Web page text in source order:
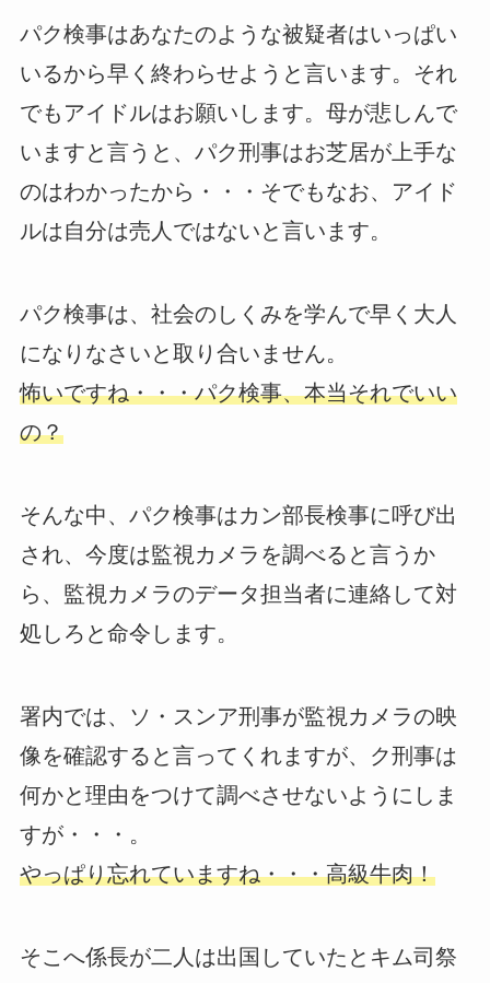
パク検事はあなたのような被疑者はいっぱい
いるから早く終わらせようと言います。それ
でもアイドルはお願いします。母が悲しんで
いますと言うと、パク刑事はお芝居が上手な
のはわかったから・・・そでもなお、アイド
ルは自分は売人ではないと言います。
パク検事は、社会のしくみを学んで早く大人
になりなさいと取り合いません。
怖いですね・・・パク検事、本当それでいい
の？
そんな中、パク検事はカン部長検事に呼び出
され、今度は監視カメラを調べると言うか
ら、監視カメラのデータ担当者に連絡して対
処しろと命令します。
署内では、ソ・スンア刑事が監視カメラの映
像を確認すると言ってくれますが、ク刑事は
何かと理由をつけて調べさせないようにしま
すが・・・。
やっぱり忘れていますね・・・高級牛肉！
そこへ係長が二人は出国していたとキム司祭